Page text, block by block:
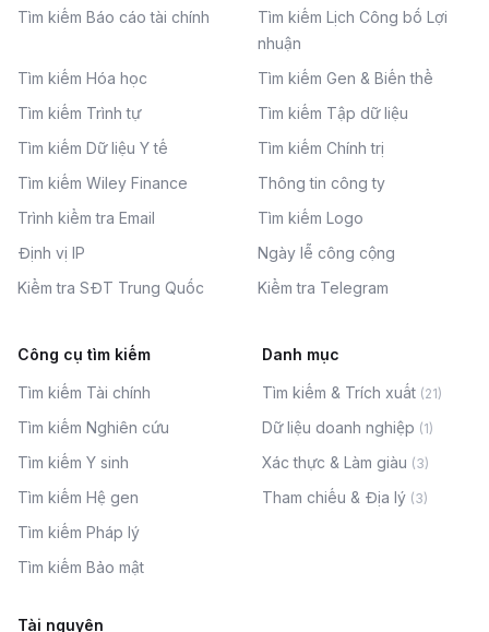
Tìm kiếm Báo cáo tài chính
Tìm kiếm Lịch Công bố Lợi
nhuận
Tìm kiếm Hóa học
Tìm kiếm Gen & Biến thể
Tìm kiếm Trình tự
Tìm kiếm Tập dữ liệu
Tìm kiếm Dữ liệu Y tế
Tìm kiếm Chính trị
Tìm kiếm Wiley Finance
Thông tin công ty
Trình kiểm tra Email
Tìm kiếm Logo
Định vị IP
Ngày lễ công cộng
Kiểm tra SĐT Trung Quốc
Kiểm tra Telegram
Công cụ tìm kiếm
Tìm kiếm Tài chính
Tìm kiếm Nghiên cứu
Tìm kiếm Y sinh
Tìm kiếm Hệ gen
Tìm kiếm Pháp lý
Tìm kiếm Bảo mật
Danh mục
Tìm kiếm & Trích xuất (21)
Dữ liệu doanh nghiệp (1)
Xác thực & Làm giàu (3)
Tham chiếu & Địa lý (3)
Tài nguyên